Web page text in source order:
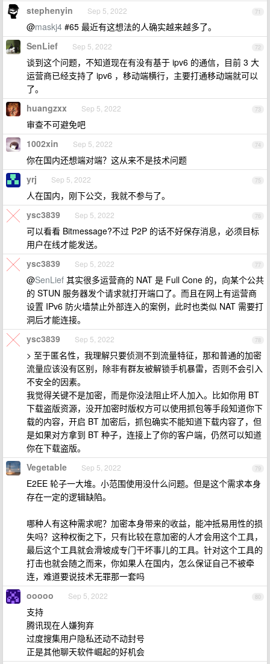
71
stephenyin Sep 5, 2022
@maskj4 #65 最近有这想法的人确实越来越多了。
72
SenLief Sep 5, 2022
谈到这个问题，不知道现在有没有基于 ipv6 的通信，目前 3 大
运营商已经支持了 ipv6 ，移动端横行，主要打通移动端就可以
了。
73
huangzxx Sep 5, 2022
审查不可避免吧
74
1002xin Sep 5, 2022
你在国内还想端对端？这从来不是技术问题
75
yrj Sep 5, 2022
人在国内，刚下公交，我就不参与了。
76
ysc3839 Sep 5, 2022
可以看看 Bitmessage?不过 P2P 的话不好保存消息，必须目标
用户在线才能发送。
77
ysc3839 Sep 5, 2022
@SenLief 其实很多运营商的 NAT 是 Full Cone 的，向某个公共
的 STUN 服务器发个请求就打开端口了。而且在网上有运营商
设置 IPv6 防火墙禁止外部连入的案例，此时也类似 NAT 需要打
洞后才能连接。
78
ysc3839 Sep 5, 2022
> 至于匿名性，我理解只要侦测不到流量特征，那和普通的加密
流量应该没有区别，除非有群友被解锁手机暴雷，否则不会引入
不安全的因素。
我觉得关键不是加密，而是你没法阻止坏人加入。比如你用 BT
下载盗版资源，没开加密时版权方可以使用抓包等手段知道你下
载的内容，开启 BT 加密后，抓包确实不能知道下载内容了，但
是如果对方拿到 BT 种子，连接上了你的客户端，仍然可以知道
你在下载盗版。
79
Vegetable Sep 5, 2022
E2EE 轮子一大堆。小范围使用没什么问题。但是这个需求本身
存在一定的逻辑缺陷。
哪种人有这种需求呢？加密本身带来的收益，能冲抵易用性的损
失吗？这种权衡之下，只有比较在意加密的人才会用这个工具，
最后这个工具就会滑坡成专门干坏事儿的工具。针对这个工具的
打击也就会随之而来，你如果人在国内，怎么保证自己不被牵
连，难道要说技术无罪那一套吗
80
ooooo Sep 5, 2022
支持
腾讯现在人嫌狗弃
过度搜集用户隐私还动不动封号
正是其他聊天软件崛起的好机会